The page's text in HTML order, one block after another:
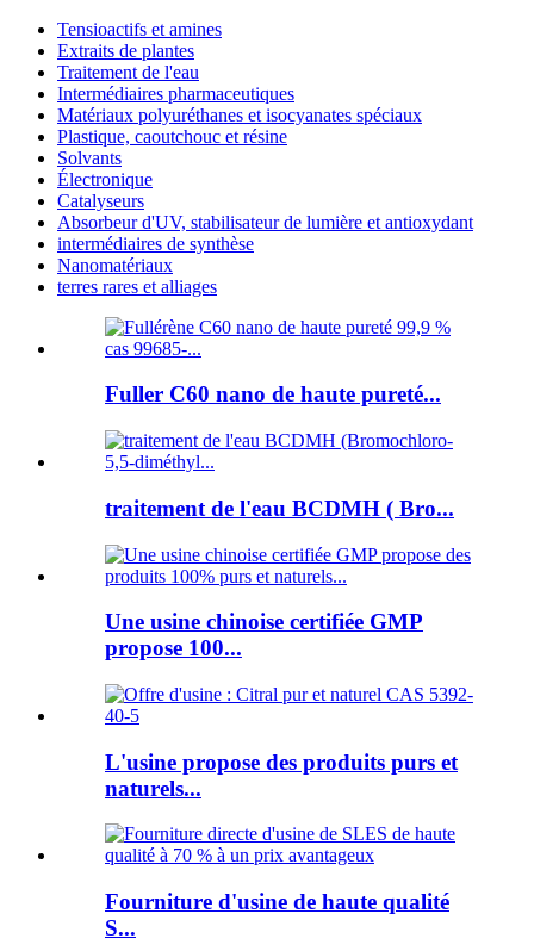
Tensioactifs et amines
Extraits de plantes
Traitement de l'eau
Intermédiaires pharmaceutiques
Matériaux polyuréthanes et isocyanates spéciaux
Plastique, caoutchouc et résine
Solvants
Électronique
Catalyseurs
Absorbeur d'UV, stabilisateur de lumière et antioxydant
intermédiaires de synthèse
Nanomatériaux
terres rares et alliages
Fuller C60 nano de haute pureté...
traitement de l'eau BCDMH ( Bro...
Une usine chinoise certifiée GMP
propose 100...
L'usine propose des produits purs et
naturels...
Fourniture d'usine de haute qualité
S...